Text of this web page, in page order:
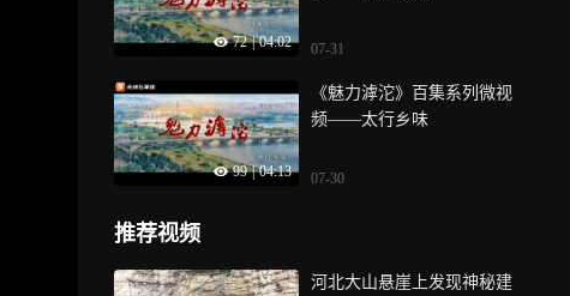
72 | 04:02 07-31
99 | 04:13
《魅力滹沱》百集系列微视
频——太行乡味
07-30
推荐视频
河北大山悬崖上发现神秘建